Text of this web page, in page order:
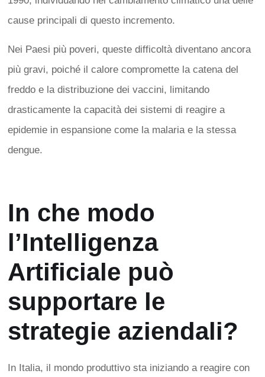
cause principali di questo incremento.
Nei Paesi più poveri, queste difficoltà diventano ancora
più gravi, poiché il calore compromette la catena del
freddo e la distribuzione dei vaccini, limitando
drasticamente la capacità dei sistemi di reagire a
epidemie in espansione come la malaria e la stessa
dengue.
In che modo
l’Intelligenza
Artificiale può
supportare le
strategie aziendali?
In Italia, il mondo produttivo sta iniziando a reagire con